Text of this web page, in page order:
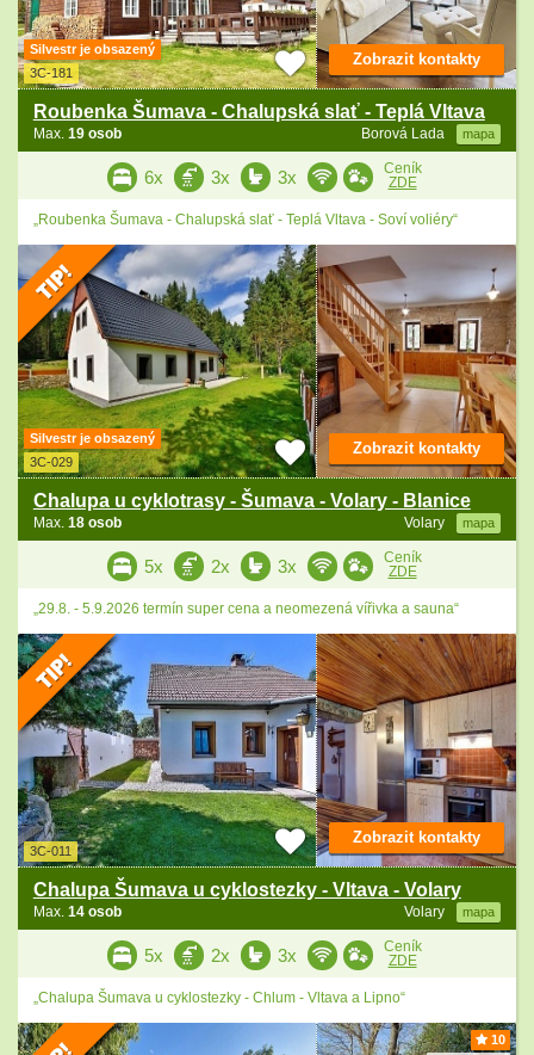
Silvestr je obsazený
3C-181
Roubenka Šumava - Chalupská slať - Teplá Vltava
Borová Lada mapa
Max. 19 osob
Zobrazit kontakty
6x 3x 3x
Ceník
ZDE
„Roubenka Šumava - Chalupská slať - Teplá Vltava - Soví voliéry“
Silvestr je obsazený
3C-029
Chalupa u cyklotrasy - Šumava - Volary - Blanice
Volary mapa
Max. 18 osob
Zobrazit kontakty
5x 2x 3x
Ceník
ZDE
„29.8. - 5.9.2026 termín super cena a neomezená vířivka a sauna“
3C-011
Chalupa Šumava u cyklostezky - Vltava - Volary
Volary mapa
Max. 14 osob
Zobrazit kontakty
5x 2x 3x
Ceník
ZDE
„Chalupa Šumava u cyklostezky - Chlum - Vltava a Lipno“
10